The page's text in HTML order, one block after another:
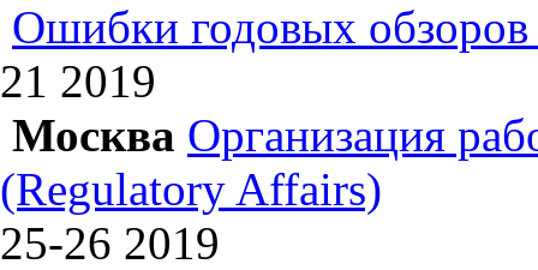
Ошибки годовых обзоров
21 2019
Москва Организация
(Regulatory Affairs)
25-26 2019